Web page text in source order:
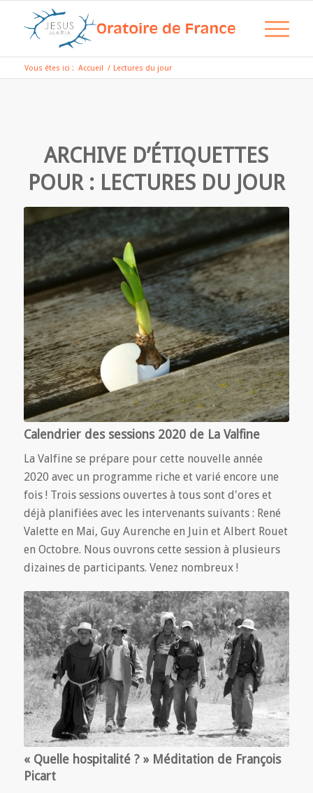
Vous êtes ici : Accueil / Lectures du jour
ARCHIVE D’ÉTIQUETTES
POUR : LECTURES DU JOUR
Calendrier des sessions 2020 de La Valfine
La Valfine se prépare pour cette nouvelle année
2020 avec un programme riche et varié encore une
fois ! Trois sessions ouvertes à tous sont d'ores et
déjà planifiées avec les intervenants suivants : René
Valette en Mai, Guy Aurenche en Juin et Albert Rouet
en Octobre. Nous ouvrons cette session à plusieurs
dizaines de participants. Venez nombreux !
« Quelle hospitalité ? » Méditation de François
Picart